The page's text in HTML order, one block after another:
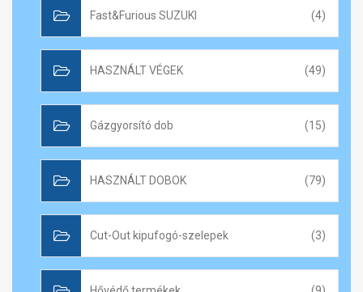
Fast&Furious SUZUKI (4)
HASZNÁLT VÉGEK (49)
Gázgyorsító dob (15)
HASZNÁLT DOBOK (79)
Cut-Out kipufogó-szelepek (3)